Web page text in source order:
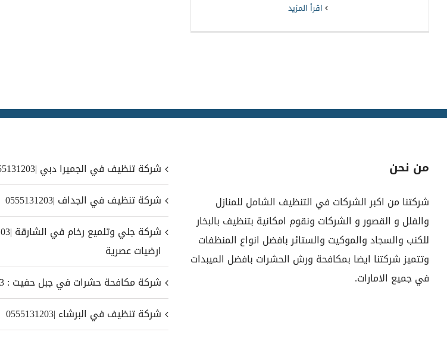
‫اقرأ المزيد
من نحن
شركتنا من اكبر الشركات في التنظيف الشامل للمنازل
والفلل و القصور و الشركات ونقوم امكانية بتنظيف بالبخار
للكنب والسجاد والموكيت والستائر بافضل انواع المنظفات
وتتميز شركتنا ايضا بمكافحة ورش الحشرات بافضل الميبدات
في جميع الامارات.
شركة تنظيف في الجميرا دبي |0555131203| فلل ومنازل
شركة تنظيف في الجداف |0555131203
ارضيات عصرية
شركة مكافحة حشرات في جبل حفيت : 0555131203
شركة تنظيف في البرشاء |0555131203